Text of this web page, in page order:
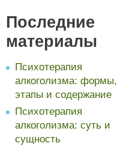
Последние
материалы
Психотерапия
алкоголизма: формы,
этапы и содержание
Психотерапия
алкоголизма: суть и
сущность